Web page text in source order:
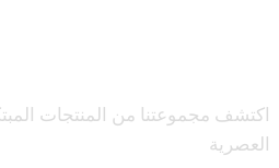
اكتشف مجموعتنا من المنتجات
العصرية